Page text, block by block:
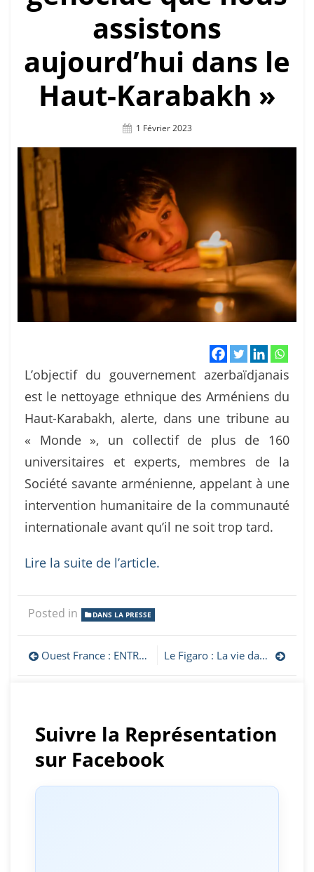
assistons
aujourd’hui dans le
Haut-Karabakh »
Posted
1 Février 2023
L’objectif du gouvernement azerbaïdjanais
est le nettoyage ethnique des Arméniens du
Haut-Karabakh, alerte, dans une tribune au
« Monde », un collectif de plus de 160
universitaires et experts, membres de la
Société savante arménienne, appelant à une
intervention humanitaire de la communauté
internationale avant qu’il ne soit trop tard.
Lire la suite de l’article.
Posted in DANS LA PRESSE
Navigation
de
Ouest France : ENTRETIEN. Arménie, Haut-Karabakh. « La vie de mon peuple est menacée : il faut agir maintenant ! » Le Figaro : La vie dans l’ombre de Mahammad Mirzali, réfugié azéri le plus menacé de France
Suivre la Représentation
sur Facebook